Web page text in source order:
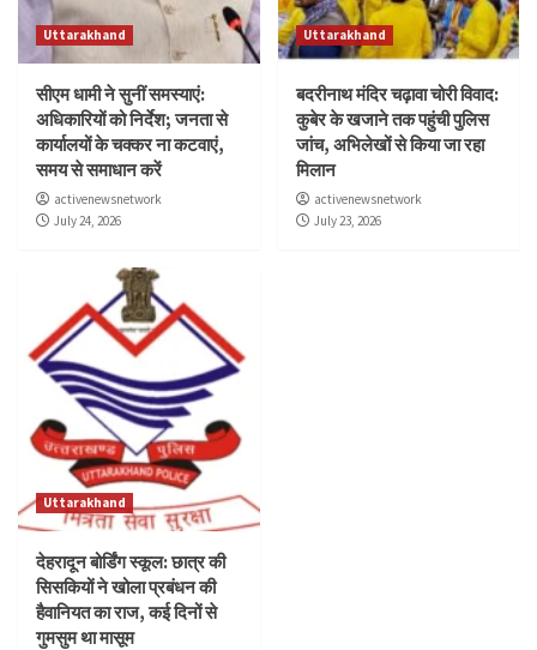
Uttarakhand
सीएम धामी ने सुनीं समस्याएं:
अधिकारियों को निर्देश; जनता से
कार्यालयों के चक्कर ना कटवाएं,
समय से समाधान करें
activenewsnetwork
July 24, 2026
Uttarakhand
बदरीनाथ मंदिर चढ़ावा चोरी विवाद:
कुबेर के खजाने तक पहुंची पुलिस
जांच, अभिलेखों से किया जा रहा
मिलान
activenewsnetwork
July 23, 2026
Uttarakhand
देहरादून बोर्डिंग स्कूल: छात्र की
सिसकियों ने खोला प्रबंधन की
हैवानियत का राज, कई दिनों से
गुमसुम था मासूम